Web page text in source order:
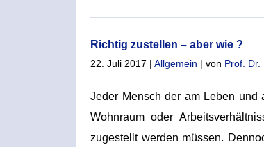
Richtig zustellen – aber wie ?
22. Juli 2017 | Allgemein | von Prof. Dr.
Jeder Mensch der am Leben und
Wohnraum oder
zugestellt werden müssen.